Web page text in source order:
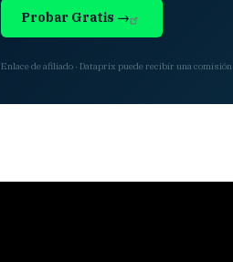
Probar Gratis →
Enlace de afiliado · Dataprix puede recibir una comisión